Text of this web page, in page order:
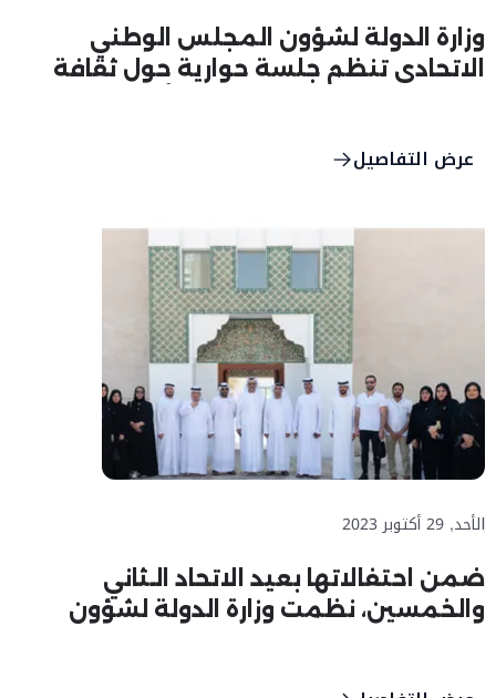
وزارة الدولة لشؤون المجلس الوطني
الاتحادي تنظم جلسة حوارية حول ثقافة
عرض التفاصيل
الأحد, 29 أكتوبر 2023
ضمن احتفالاتها بعيد الاتحاد الـثاني
والخمسين، نظمت وزارة الدولة لشؤون